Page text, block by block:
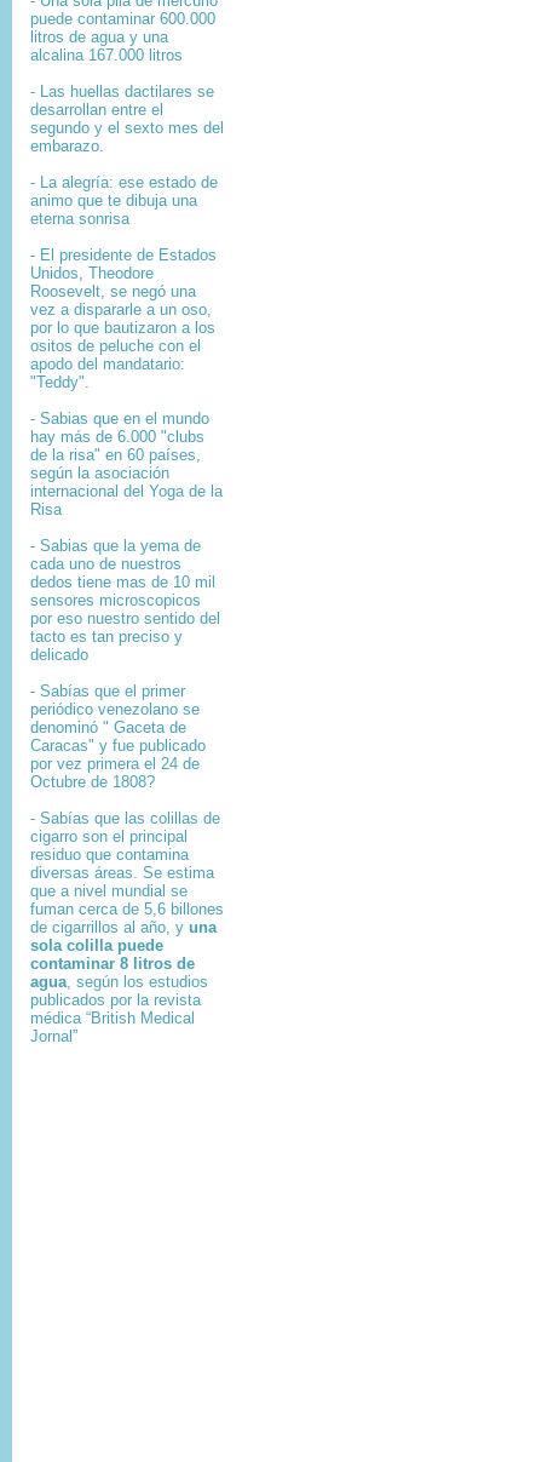
puede contaminar 600.000
litros de agua y una
alcalina 167.000 litros
- Las huellas dactilares se
desarrollan entre el
segundo y el sexto mes del
embarazo.
- La alegría: ese estado de
animo que te dibuja una
eterna sonrisa
- El presidente de Estados
Unidos, Theodore
Roosevelt, se negó una
vez a dispararle a un oso,
por lo que bautizaron a los
ositos de peluche con el
apodo del mandatario:
"Teddy".
- Sabias que en el mundo
hay más de 6.000 "clubs
de la risa" en 60 países,
según la asociación
internacional del Yoga de la
Risa
- Sabias que la yema de
cada uno de nuestros
dedos tiene mas de 10 mil
sensores microscopicos
por eso nuestro sentido del
tacto es tan preciso y
delicado
- Sabías que el primer
periódico venezolano se
denominó " Gaceta de
Caracas" y fue publicado
por vez primera el 24 de
Octubre de 1808?
- Sabías que l as colillas de
cigarro son el principal
residuo que contamina
diversas áreas. Se estima
que a nivel mundial se
fuman cerca de 5,6 billones
de cigarrillos al año, y una
sola colilla puede
contaminar 8 litros de
agua, según los estudios
publicados por la revista
médica “British Medical
Jornal”